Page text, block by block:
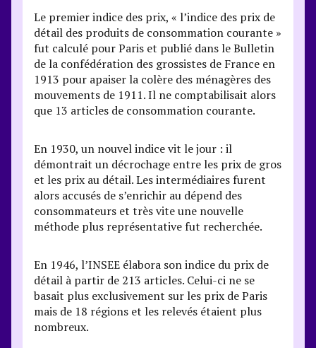
Le premier indice des prix, « l’indice des prix de
détail des produits de consommation courante »
fut calculé pour Paris et publié dans le Bulletin
de la confédération des grossistes de France en
1913 pour apaiser la colère des ménagères des
mouvements de 1911. Il ne comptabilisait alors
que 13 articles de consommation courante.
En 1930, un nouvel indice vit le jour : il
démontrait un décrochage entre les prix de gros
et les prix au détail. Les intermédiaires furent
alors accusés de s’enrichir au dépend des
consommateurs et très vite une nouvelle
méthode plus représentative fut recherchée.
En 1946, l’INSEE élabora son indice du prix de
détail à partir de 213 articles. Celui-ci ne se
basait plus exclusivement sur les prix de Paris
mais de 18 régions et les relevés étaient plus
nombreux.